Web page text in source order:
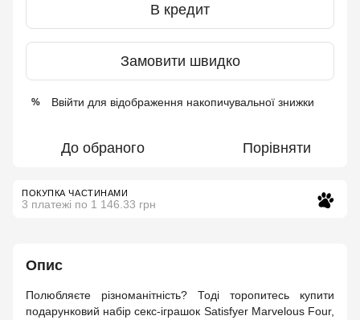
В кредит
Замовити швидко
% Ввійти для відображення накопичувальної знижки
До обраного Порівняти
ПОКУПКА ЧАСТИНАМИ
3 платежі по 1 146.33 грн
Опис
Полюбляєте різноманітність? Тоді торопитесь купити
подарунковий набір секс-іграшок Satisfyer Marvelous Four,